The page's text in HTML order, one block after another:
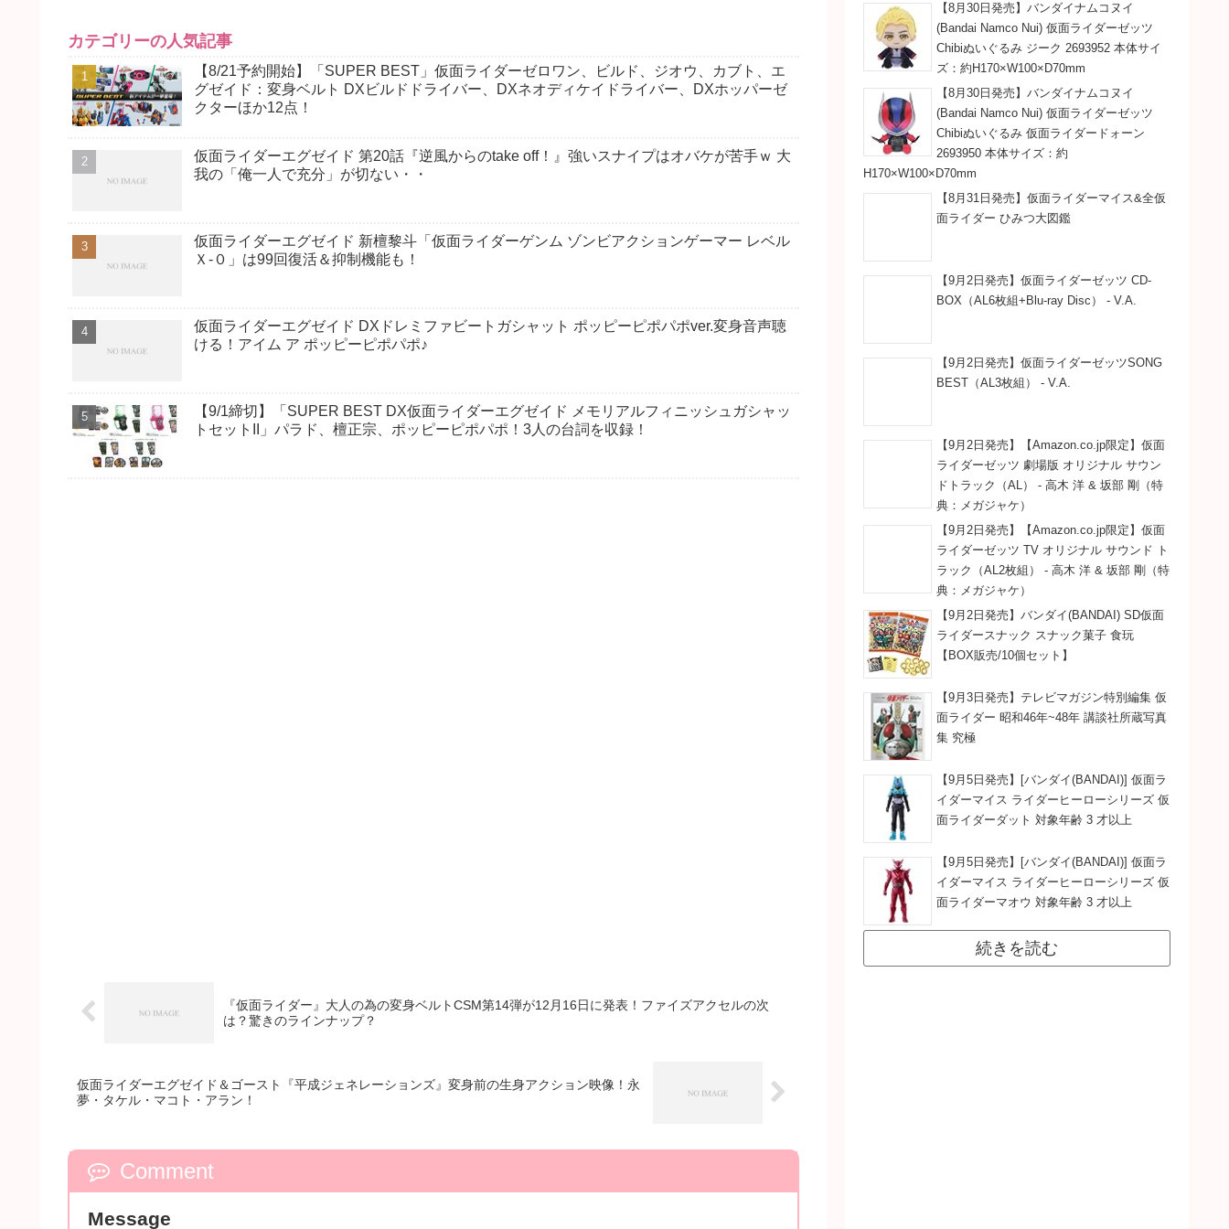
カテゴリーの人気記事
【8/21予約開始】「SUPER BEST」仮面ライダーゼロワン、ビルド、ジオウ、カブト、エ
グゼイド：変身ベルト DXビルドドライバー、DXネオディケイドライバー、DXホッパーゼ
クターほか12点！
仮面ライダーエグゼイド 第20話『逆風からのtake off！』強いスナイプはオバケが苦手ｗ 大
我の「俺一人で充分」が切ない・・
仮面ライダーエグゼイド 新檀黎斗「仮面ライダーゲンム ゾンビアクションゲーマー レベル
Ｘ-０」は99回復活＆抑制機能も！
仮面ライダーエグゼイド DXドレミファビートガシャット ポッピーピポパポver.変身音声聴
ける！アイム ア ポッピーピポパポ♪
【9/1締切】「SUPER BEST DX仮面ライダーエグゼイド メモリアルフィニッシュガシャッ
トセットII」パラド、檀正宗、ポッピーピポパポ！3人の台詞を収録！
『仮面ライダー』大人の為の変身ベルトCSM第14弾が12月16日に発表！ファイズアクセルの次
は？驚きのラインナップ？
仮面ライダーエグゼイド＆ゴースト『平成ジェネレーションズ』変身前の生身アクション映像！永
夢・タケル・マコト・アラン！
Comment
Message
【8月30日発売】バンダイナムコヌイ
(Bandai Namco Nui) 仮面ライダーゼッツ
Chibiぬいぐるみ ジーク 2693952 本体サイ
ズ：約H170×W100×D70mm
【8月30日発売】バンダイナムコヌイ
(Bandai Namco Nui) 仮面ライダーゼッツ
Chibiぬいぐるみ 仮面ライダードォーン
2693950 本体サイズ：約
H170×W100×D70mm
【8月31日発売】仮面ライダーマイス&全仮
面ライダー ひみつ大図鑑
【9月2日発売】仮面ライダーゼッツ CD-
BOX（AL6枚組+Blu-ray Disc） - V.A.
【9月2日発売】仮面ライダーゼッツSONG
BEST（AL3枚組） - V.A.
【9月2日発売】【Amazon.co.jp限定】仮面
ライダーゼッツ 劇場版 オリジナル サウン
ドトラック（AL） - 高木 洋 & 坂部 剛（特
典：メガジャケ）
【9月2日発売】【Amazon.co.jp限定】仮面
ライダーゼッツ TV オリジナル サウンド ト
ラック（AL2枚組） - 高木 洋 & 坂部 剛（特
典：メガジャケ）
【9月2日発売】バンダイ(BANDAI) SD仮面
ライダースナック スナック菓子 食玩
【BOX販売/10個セット】
【9月3日発売】テレビマガジン特別編集 仮
面ライダー 昭和46年~48年 講談社所蔵写真
集 究極
【9月5日発売】[バンダイ(BANDAI)] 仮面ラ
イダーマイス ライダーヒーローシリーズ 仮
面ライダーダット 対象年齢 3 才以上
【9月5日発売】[バンダイ(BANDAI)] 仮面ラ
イダーマイス ライダーヒーローシリーズ 仮
面ライダーマオウ 対象年齢 3 才以上
続きを読む